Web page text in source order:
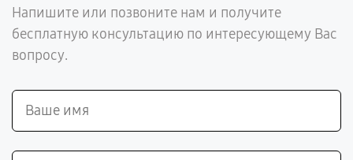
Напишите или позвоните нам и получите
бесплатную консультацию по интересующему Вас
вопросу.